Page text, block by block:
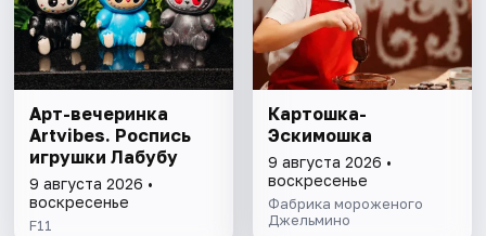
Арт-вечеринка
Artvibes. Роспись
игрушки Лабубу
9 августа 2026 •
воскресенье
F11
Картошка-
Эскимошка
9 августа 2026 •
воскресенье
Фабрика мороженого
Джельмино